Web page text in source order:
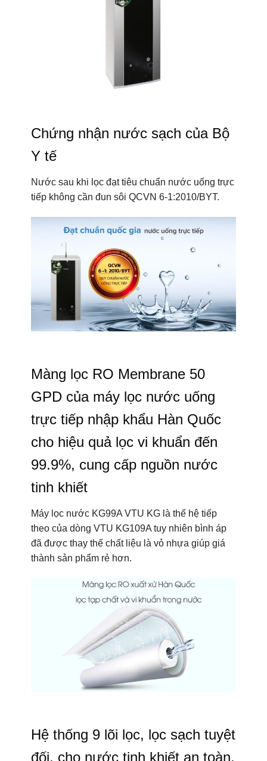
Chứng nhận nước sạch của Bộ
Y tế
Nước sau khi lọc đạt tiêu chuẩn nước uống trực
tiếp không cần đun sôi QCVN 6-1:2010/BYT.
Màng lọc RO Membrane 50
GPD của máy lọc nước uống
trực tiếp nhập khẩu Hàn Quốc
cho hiệu quả lọc vi khuẩn đến
99.9%, cung cấp nguồn nước
tinh khiết
Máy lọc nước KG99A VTU KG là thế hệ tiếp
theo của dòng VTU KG109A tuy nhiên bình áp
đã được thay thế chất liệu là vỏ nhựa giúp giá
thành sản phẩm rẻ hơn.
Hệ thống 9 lõi lọc, lọc sạch tuyệt
đối, cho nước tinh khiết an toàn,